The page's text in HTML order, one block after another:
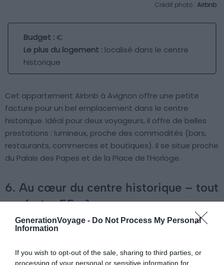
GenerationVoyage - Do Not Process My Personal
Information
If you wish to opt-out of the sale, sharing to third parties, or
processing of your personal or sensitive information for
Crédit photo : Airbnb
Budget :€
Le plus du logement : localisé dans le centre
historique
Cet appartement Airbnb à Avignon offre une petite
facture pour un bel emplacement dans le centre
historique. Idéal pour deux voyageurs, il offre de belles
prestations : lumineux, proche des commodités (bars,
restaurants, commerces et boutiques). Il se situe proche
du Palais des Papes et de la Place de l’Horloge.
6. Au cœur du centre historique – tout
confort – 55m²